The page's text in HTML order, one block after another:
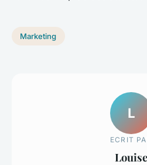
Marketing
L
ECRIT
Louise